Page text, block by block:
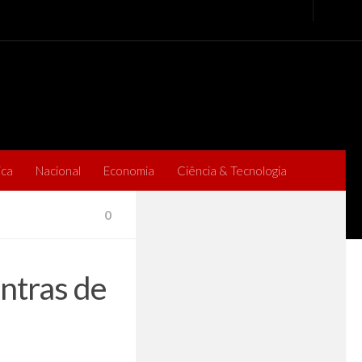
Nacional Economia Ciência & Tecnologia
0
de